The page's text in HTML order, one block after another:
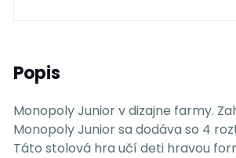
Popis
Monopoly Junior v dizajne farmy.
Monopoly Junior sa dodáva so 4
Táto stolová hra učí deti hravou